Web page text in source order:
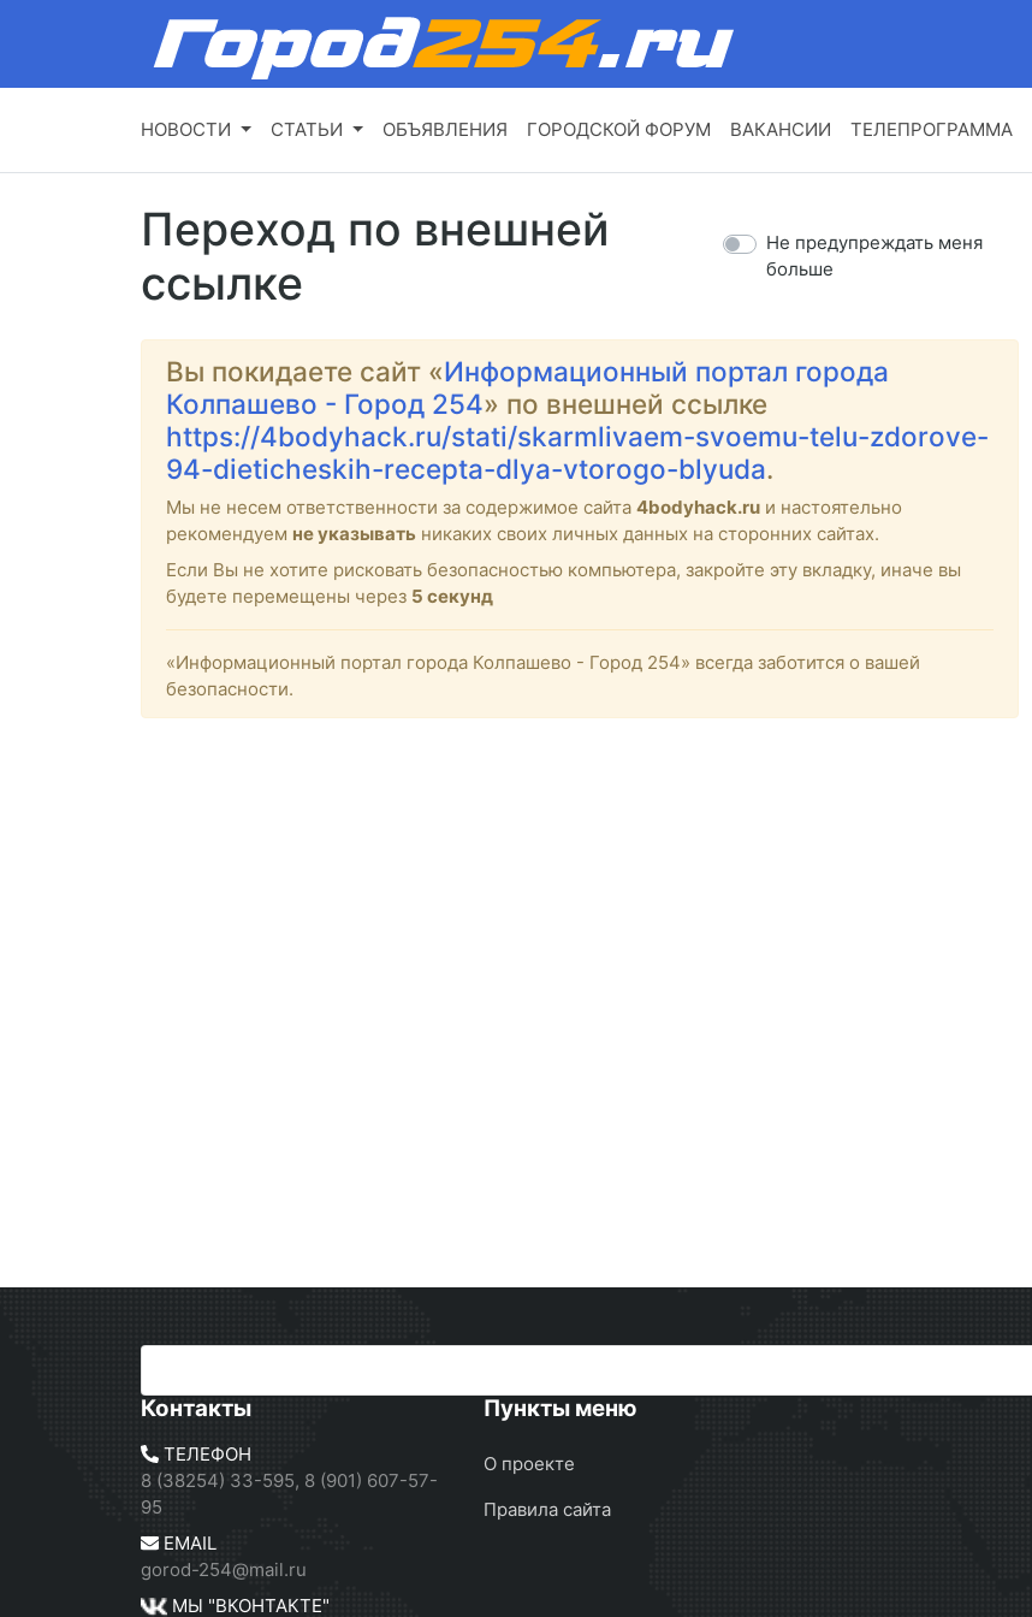
НОВОСТИ СТАТЬИ ОБЪЯВЛЕНИЯ ГОРОДСКОЙ ФОРУМ ВАКАНСИИ ТЕЛЕПРОГРАММА
Переход по внешней
ссылке
Не предупреждать меня
больше
Вы покидаете сайт «Информационный портал города
Колпашево - Город 254» по внешней ссылке
https://4bodyhack.ru/stati/skarmlivaem-svoemu-telu-zdorove-
94-dieticheskih-recepta-dlya-vtorogo-blyuda.
Мы не несем ответственности за содержимое сайта 4bodyhack.ru и настоятельно
рекомендуем не указывать никаких своих личных данных на сторонних сайтах.
Если Вы не хотите рисковать безопасностью компьютера, закройте эту вкладку, иначе вы
будете перемещены через 4 секунд
«Информационный портал города Колпашево - Город 254» всегда заботится о вашей
безопасности.
Контакты
ТЕЛЕФОН
8 (38254) 33-595, 8 (901) 607-57-
95
EMAIL
gorod-254@mail.ru
МЫ "ВКОНТАКТЕ"
Пункты меню
О проекте
Правила сайта